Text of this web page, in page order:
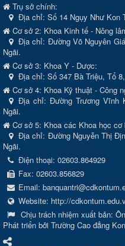
Trụ sở chính:
Địa chỉ: Số 14 Ngụy Như Kon
Cơ sở 2: Khoa Kinh tế - Nông
Địa chỉ: Đường Võ Nguyên
Ngãi.
Cơ sở 3: Khoa Y - Dược:
Địa chỉ: Số 347 Bà Triệu, Tổ
Cơ sở 4: Khoa Kỹ thuật - Công
Địa chỉ: Đường Trương Vĩnh
Ngãi.
Cơ sở 5: Khoa các Khoa học cơ
Địa chỉ: Đường Nguyễn Thị
Ngãi.
Điện thoại: 02603.864929
Fax: 02603.856829
Email:
Website: http://
Chịu trách nhiệm xuất bản:
Phát triển bởi Trường Cao đẳng